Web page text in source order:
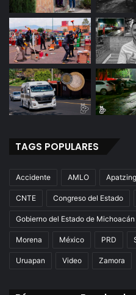
TAGS POPULARES
Accidente AMLO
CNTE Congreso del Estado
Gobierno del Estado de Michoacán
Morena México PRD
Uruapan Video Zamora